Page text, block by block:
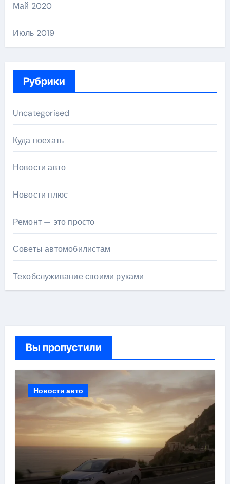
Май 2020
Июль 2019
Рубрики
Uncategorised
Куда поехать
Новости авто
Новости плюс
Ремонт — это просто
Советы автомобилистам
Техобслуживание своими руками
Вы пропустили
Новости авто